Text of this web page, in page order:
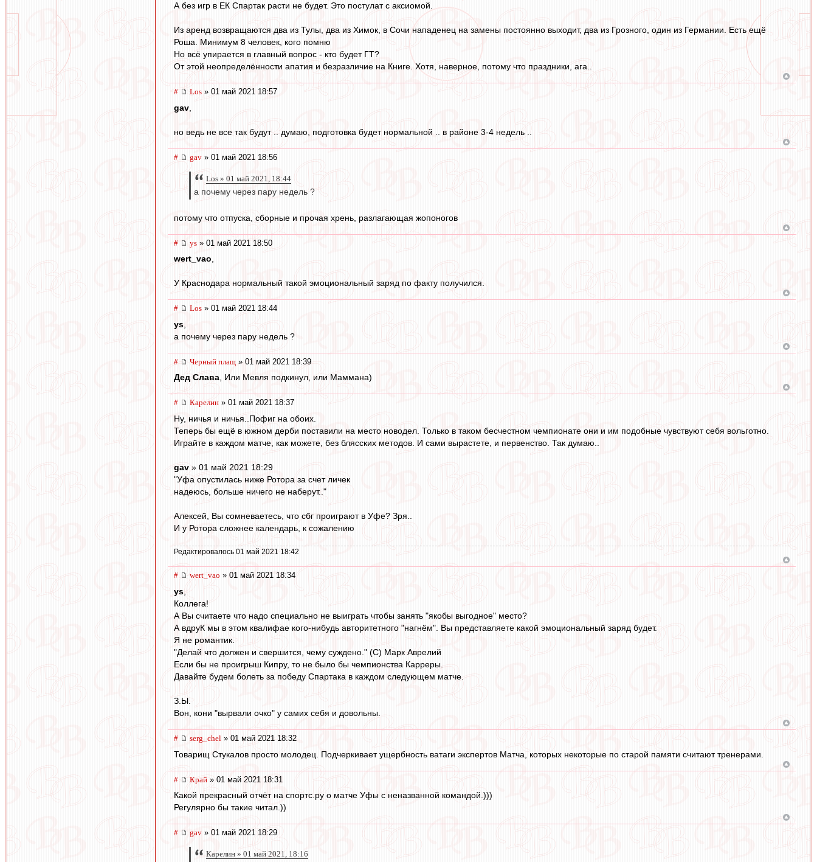
А без игр в ЕК Спартак расти не будет. Это постулат с аксиомой.
Из аренд возвращаются два из Тулы, два из Химок, в Сочи нападенец на замены постоянно выходит, два из Грозного, один из Германии. Есть ещё
Роша. Минимум 8 человек, кого помню
Но всё упирается в главный вопрос - кто будет ГТ?
От этой неопределённости апатия и безразличие на Книге. Хотя, наверное, потому что праздники, ага..
# Los » 01 май 2021 18:57
gav
но ведь не все так будут .. думаю, подготовка будет нормальной .. в районе 3-4 недель ..
# gav » 01 май 2021 18:56
Los » 01 май 2021, 18:44
а почему через пару недель ?
потому что отпуска, сборные и прочая хрень, разлагающая жопоногов
# ys » 01 май 2021 18:50
wert_vao
У Краснодара нормальный такой эмоциональный заряд по факту получился.
# Los » 01 май 2021 18:44
ys
а почему через пару недель ?
# Черный плащ » 01 май 2021 18:39
Дед Слава, Или Мевля подкинул, или Маммана)
# Карелин » 01 май 2021 18:37
Ну, ничья и ничья..Пофиг на обоих.
Теперь бы ещё в южном дерби поставили на место новодел. Только в таком бесчестном чемпионате они и им подобные чувствуют себя вольготно.
Играйте в каждом матче, как можете, без блясских методов. И сами вырастете, и первенство. Так думаю..
gav » 01 май 2021 18:29
"Уфа опустилась ниже Ротора за счет личек
надеюсь, больше ничего не наберут.."
Алексей, Вы сомневаетесь, что сбг проиграют в Уфе? Зря..
И у Ротора сложнее календарь, к сожалению
Редактировалось 01 май 2021 18:42
# wert_vao » 01 май 2021 18:34
ys
Коллега!
А Вы считаете что надо специально не выиграть чтобы занять "якобы выгодное" место?
А вдруК мы в этом квалифае кого-нибудь авторитетного "нагнём". Вы представляете какой эмоциональный заряд будет.
Я не романтик.
"Делай что должен и свершится, чему суждено." (С) Марк Аврелий
Если бы не проигрыш Кипру, то не было бы чемпионства Карреры.
Давайте будем болеть за победу Спартака в каждом следующем матче.
З.Ы.
Вон, кони "вырвали очко" у самих себя и довольны.
# serg_chel » 01 май 2021 18:32
Товарищ Стукалов просто молодец. Подчеркивает ущербность ватаги экспертов Матча, которых некоторые по старой памяти считают тренерами.
# Край » 01 май 2021 18:31
Какой прекрасный отчёт на спортс.ру о матче Уфы с неназванной командой.)))
Регулярно бы такие читал.))
# gav » 01 май 2021 18:29
Карелин » 01 май 2021, 18:16